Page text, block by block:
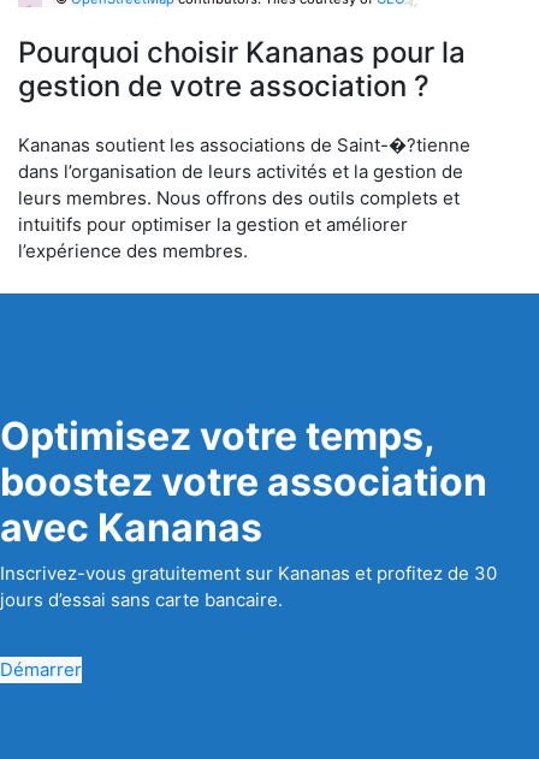
Pourquoi choisir Kananas pour la
gestion de votre association ?
Kananas soutient les associations de Saint-�?tienne
dans l’organisation de leurs activités et la gestion de
leurs membres. Nous offrons des outils complets et
intuitifs pour optimiser la gestion et améliorer
l’expérience des membres.
Optimisez votre temps,
boostez votre association
avec Kananas
Inscrivez-vous gratuitement sur Kananas et profitez de 30
jours d’essai sans carte bancaire.
Démarrer